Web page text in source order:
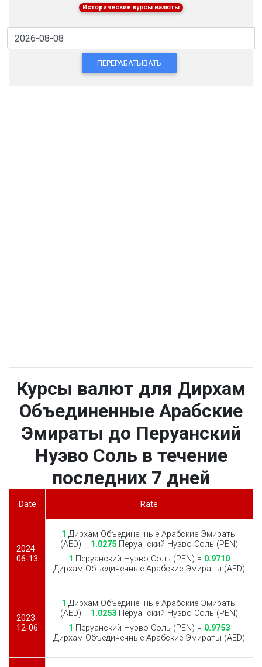
Исторические курсы валюты
ПЕРЕРАБАТЫВАТЬ
Курсы валют для Дирхам
Объединенные Арабские
Эмираты до Перуанский
Нуэво Соль в течение
последних 7 дней
Date Rate
2024-
06-13
1 Дирхам Объединенные Арабские Эмираты
(AED) = 1.0275 Перуанский Нуэво Соль (PEN)
1 Перуанский Нуэво Соль (PEN) = 0.9710
Дирхам Объединенные Арабские Эмираты (AED)
2023-
12-06
1 Дирхам Объединенные Арабские Эмираты
(AED) = 1.0253 Перуанский Нуэво Соль (PEN)
1 Перуанский Нуэво Соль (PEN) = 0.9753
Дирхам Объединенные Арабские Эмираты (AED)